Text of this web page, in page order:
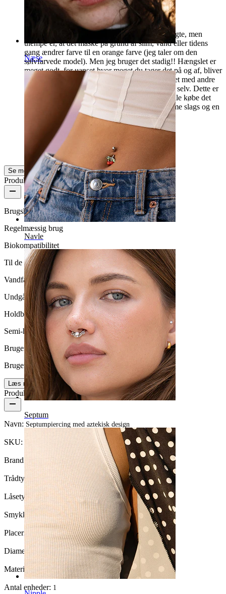
Næse
Navle
Septum
Det er ikke materialet, der får din rumpe til at lugte, men
ulempe er, at det måske på grund af slim, vand eller tidens
gang ændrer farve til en orange farve (jeg taler om den
sølvfarvede model). Men jeg bruger det stadig!! Hængslet er
meget godt, for uanset hvor meget du tager det på og af, bliver
det ikke løst eller giver efter... Jeg har oplevet det med andre
hængsler, der bliver løse og til sidst falder af sig selv. Dette er
stift og sikkert, og det er let at sætte på!!! Jeg ville købe det
igen!! Faktisk har jeg lige fået en anden af samme slags og en
anden model "inca". Fantastisk!!!!!
Bekræftet køb
AI-oversat
Se mere
Produktkvalitet
Brugshyppighed
Regelmæssig brug
Biokompatibilitet
Til de fleste hudtyper
Vandfasthed
Undgå vand
Holdbarhed
Semi-holdbar
Brugervenlighed
Brugervenligt
Læs mere
Produktdetaljer
Navn: Septumpiercing med aztekisk design
SKU:
Brand: Bodymod Moments
Trådtykkelse: 1,2 mm
Låsetype: Hængsel
Smykketype:Clicker
Placering: Septum
Diameter: 11 mm
Materiale: Kirurgisk stål / Messing
Antal enheder: 1